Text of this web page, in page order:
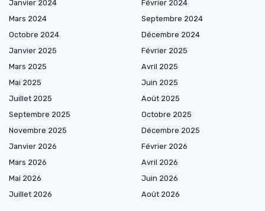
Janvier 2024
Février 2024
Mars 2024
Septembre 2024
Octobre 2024
Décembre 2024
Janvier 2025
Février 2025
Mars 2025
Avril 2025
Mai 2025
Juin 2025
Juillet 2025
Août 2025
Septembre 2025
Octobre 2025
Novembre 2025
Décembre 2025
Janvier 2026
Février 2026
Mars 2026
Avril 2026
Mai 2026
Juin 2026
Juillet 2026
Août 2026